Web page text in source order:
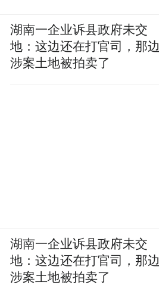
湖南一企业诉县政府未交
地：这边还在打官司，那边
涉案土地被拍卖了
湖南一企业诉县政府未交
地：这边还在打官司，那边
涉案土地被拍卖了